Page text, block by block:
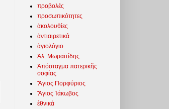
προβολές
προσωπικότητες
ἀκολουθίες
ἀντιαιρετικά
ἁγιολόγιο
Ἀλ. Μωραϊτίδης
Ἀπόσταγμα πατερικῆς
σοφίας
Ἅγιος Πορφύριος
Ἅγιος Ἰάκωβος
ἐθνικὰ